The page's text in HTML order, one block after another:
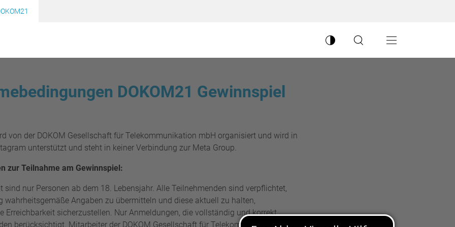
Hauptnavigation
Kontrastmodus umschalten
Suche öffnen
DOKOM21 Gewinnspiel
von der DOKOM Gesellschaft für Telekommunikation mbH organisiert und wird in
unterstützt und steht in keiner Verbindung zur Meta Group.
zur Teilnahme am Gewinnspiel:
sind nur Personen ab dem 18. Lebensjahr. Alle Teilnehmenden sind verpflichtet,
wahrheitsgemäße Angaben zu übermitteln und diese aktuell zu halten,
Erreichbarkeit sicherzustellen. Nur Anmeldungen, die vollständig und korrekt
berücksichtigt. Mitarbeiter der DOKOM Gesellschaft für Telekommunikation